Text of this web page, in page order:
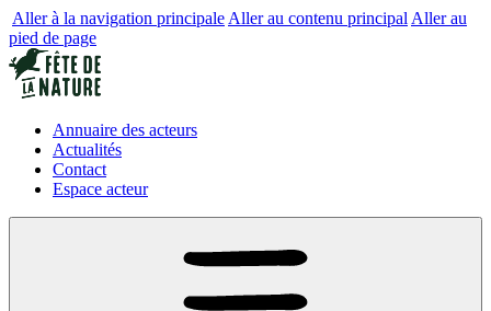
Aller à la navigation principale Aller au contenu principal Aller au
pied de page
Annuaire des acteurs
Actualités
Contact
Espace acteur